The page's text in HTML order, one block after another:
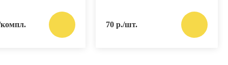
компл. 70 р./шт.